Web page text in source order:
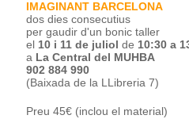
IMAGINANT BARCELONA
dos dies consecutius
per gaudir d'un bonic taller
el 10 i 11 de juliol de 10:30 a
a La Central del MUHBA
902 884 990
(Baixada de la LLibreria 7)
Preu 45€ (inclou el material)